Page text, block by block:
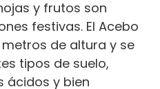
y frutos son
festivas. El Acebo
de altura y se
tipos de suelo,
ácidos y bien